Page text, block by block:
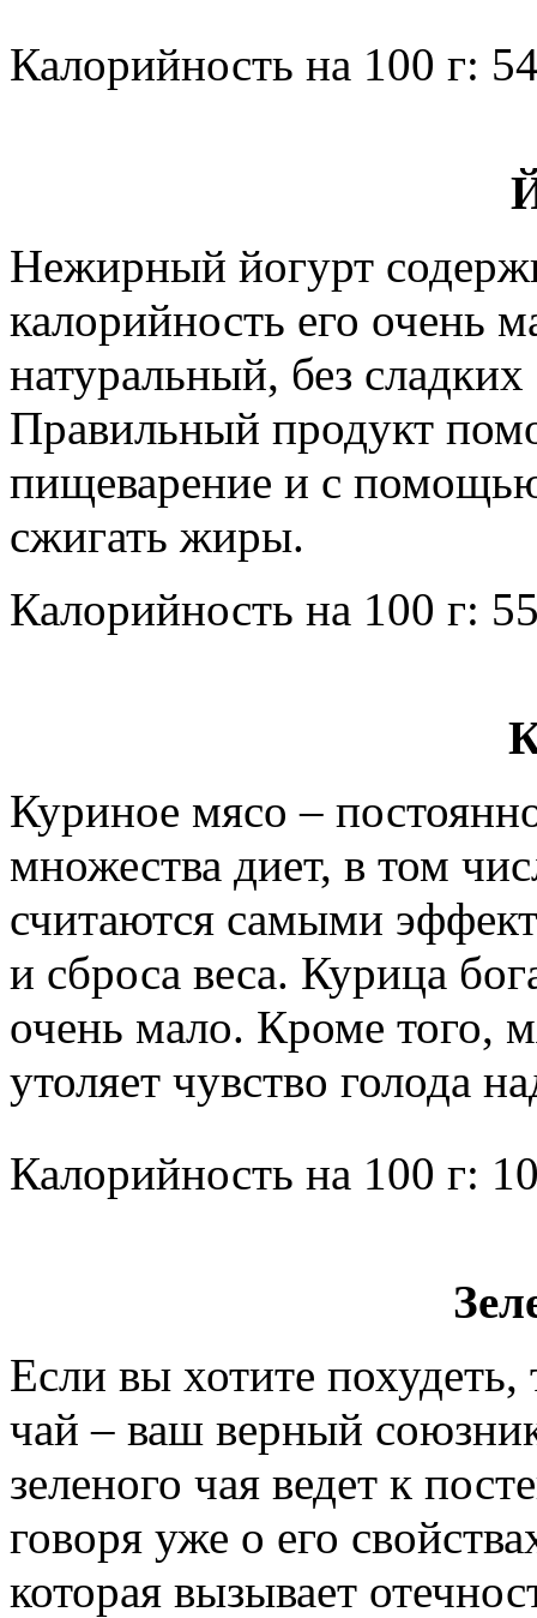
Калорийность на 100 г:
Нежирный йогурт
калорийность его очень
натуральный, без
Правильный продукт
пищеварение и с
сжигать жиры.
Калорийность на 100 г:
Куриное мясо –
множества диет, в том
считаются самыми
и сброса веса. Курица
очень мало. Кроме того,
утоляет чувство голода
Калорийность на 100 г:
Если вы хотите
чай – ваш верный
зеленого чая ведет к
говоря уже о его
которая вызывает